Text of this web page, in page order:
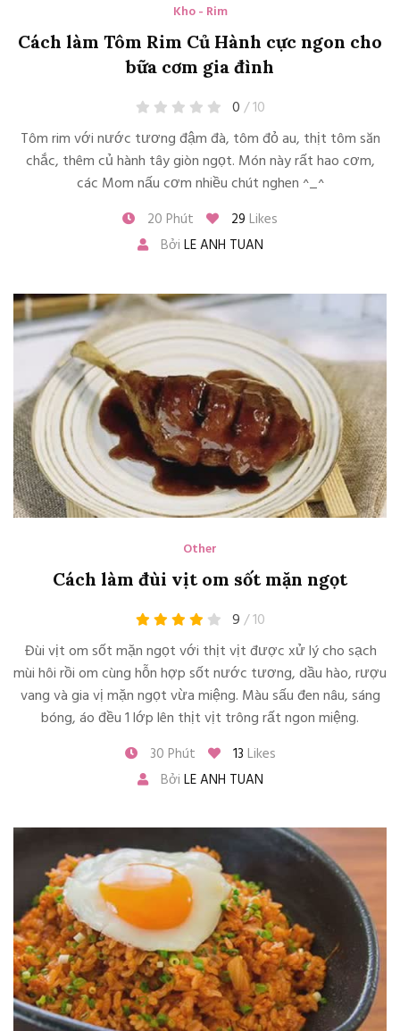
Kho - Rim
Cách làm Tôm Rim Củ Hành cực ngon cho
bữa cơm gia đình
0/ 10
Tôm rim với nước tương đậm đà, tôm đỏ au, thịt tôm săn
chắc, thêm củ hành tây giòn ngọt. Món này rất hao cơm,
các Mom nấu cơm nhiều chút nghen ^_^
20 Phút 29 Likes
Bởi LE ANH TUAN
Other
Cách làm đùi vịt om sốt mặn ngọt
9/ 10
Đùi vịt om sốt mặn ngọt với thịt vịt được xử lý cho sạch
mùi hôi rồi om cùng hỗn hợp sốt nước tương, dầu hào, rượu
vang và gia vị mặn ngọt vừa miệng. Màu sấu đen nâu, sáng
bóng, áo đều 1 lớp lên thịt vịt trông rất ngon miệng.
30 Phút 13 Likes
Bởi LE ANH TUAN